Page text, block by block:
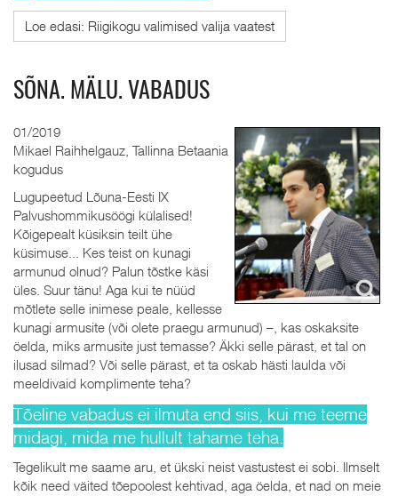
Loe edasi: Riigikogu valimised valija vaatest
SÕNA. MÄLU. VABADUS
01/2019
Mikael Raihhelgauz, Tallinna Betaania
kogudus
Lugupeetud Lõuna-Eesti IX
Palvushommikusöögi külalised!
Kõigepealt küsiksin teilt ühe
küsimuse... Kes teist on kunagi
armunud olnud? Palun tõstke käsi
üles. Suur tänu! Aga kui te nüüd
mõtlete selle inimese peale, kellesse
kunagi armusite (või olete praegu armunud) –, kas oskaksite
öelda, miks armusite just temasse? Äkki selle pärast, et tal on
ilusad silmad? Või selle pärast, et ta oskab hästi laulda või
meeldivaid komplimente teha?
Tõeline vabadus ei ilmuta end siis, kui me teeme
midagi, mida me hullult tahame teha.
Tegelikult me saame aru, et ükski neist vastustest ei sobi. Ilmselt
kõik need väited tõepoolest kehtivad, aga öelda, et nad on meie